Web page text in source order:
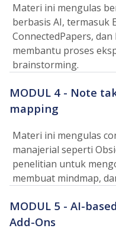
Materi ini mengulas
berbasis AI, termasuk
ConnectedPapers,
membantu proses
brainstorming.
MODUL 4 - Note
mapping
Materi ini mengulas
manajerial seperti
penelitian untuk
membuat mindmap,
MODUL 5 - AI-
Add-Ons